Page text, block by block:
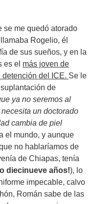
se me quedó atorado
Rogelio, él
de sus sueños, y en la
es el más joven de
detención del ICE. Se le
de
ya no seremos al
un doctorado
cambia de piel
el mundo, y aunque
no hablaríamos de
de Chiapas, tenía
diecinueve años!), lo
impecable, calvo
Román sabe de las